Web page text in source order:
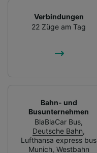
Verbindungen
22 Züge am Tag
Bahn- und
Busunternehmen
BlaBlaCar Bus,
Deutsche Bahn,
Lufthansa express bus
Munich, Westbahn